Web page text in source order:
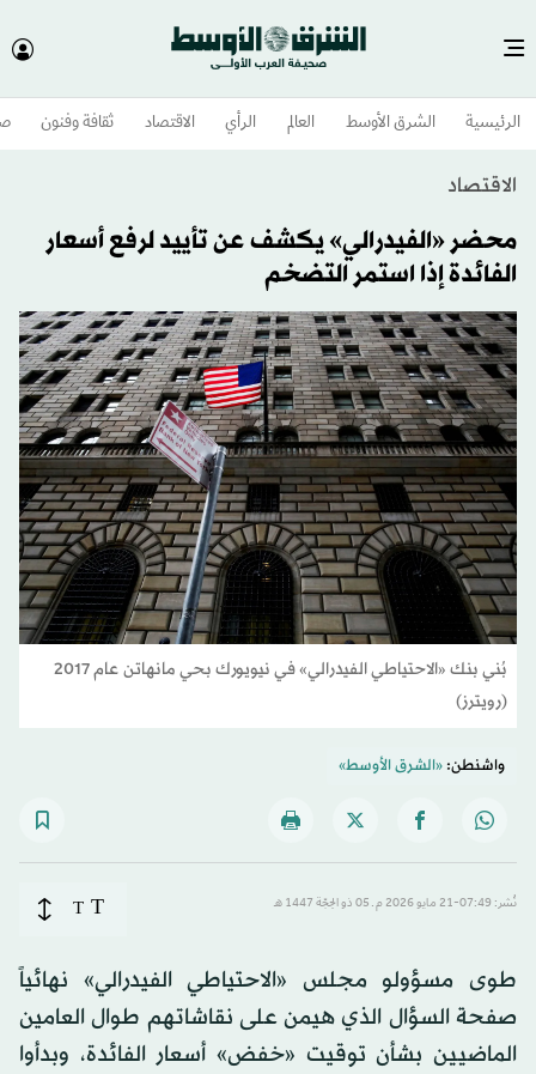
الرئيسية الشرق الأوسط​ العالم الرأي الاقتصاد ثقافة وفنون
الاقتصاد
محضر «الفيدرالي» يكشف عن تأييد لرفع أسعار
الفائدة إذا استمر التضخم
بُني بنك «الاحتياطي الفيدرالي» في نيويورك بحي مانهاتن عام 2017
(رويترز)
واشنطن:«الشرق الأوسط»
نُشر: 07:49-21 مايو 2026 م ـ 05 ذو الحِجّة 1447 هـ T
T
طوى مسؤولو مجلس «الاحتياطي الفيدرالي» نهائياً
صفحة السؤال الذي هيمن على نقاشاتهم طوال العامين
الماضيين بشأن توقيت «خفض» أسعار الفائدة، وبدأوا